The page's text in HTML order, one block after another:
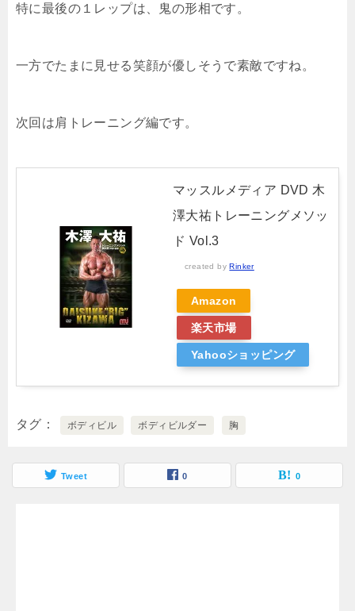
特に最後の１レップは、鬼の形相です。
一方でたまに見せる笑顔が優しそうで素敵ですね。
次回は肩トレーニング編です。
マッスルメディア DVD 木
澤大祐トレーニングメソッ
ド Vol.3
created byRinker
Amazon
楽天市場
Yahooショッピング
タグ ボディビル ボディビルダー 胸
Tweet 0 0